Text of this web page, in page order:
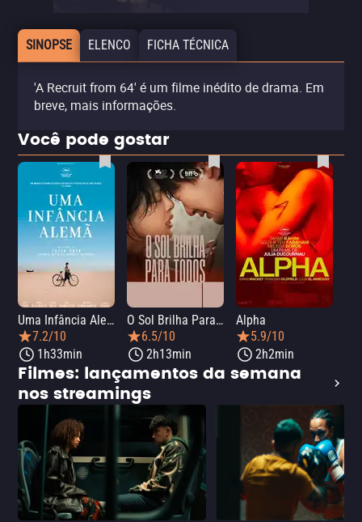
SINOPSE ELENCO FICHA TÉCNICA
'A Recruit from 64' é um filme inédito de drama. Em
breve, mais informações.
Você pode gostar
Uma Infância Alemã
7.2/10
1h33min
O Sol Brilha Para Todos
6.5/10
2h13min
Alpha
5.9/10
2h2min
Filmes: lançamentos da semana
nos streamings